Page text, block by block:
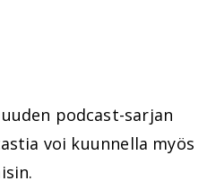
podcast-sarjan
voi kuunnella myös